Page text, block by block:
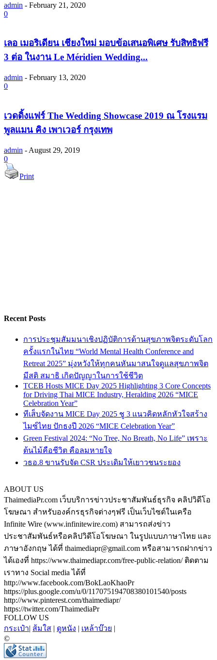
admin - February 21, 2020
0
เลอ เมอริเดียน เชียงใหม่ มอบข้อเสนอพิเศษ รับสิทธิฟรี
3 ต่อ ในงาน Le Méridien Wedding...
admin - February 13, 2020
0
เวดดิ้งแฟร์ The Wedding Showcase 2019 ณ โรงแรม
พูลแมน คิง เพาเวอร์ กรุงเทพ
admin - August 29, 2019
0
Print
Recent Posts
การประชุมสัมมนาเชิงปฏิบัติการด้านสุขภาพจิตระดับโลก
ครั้งแรกในไทย “World Mental Health Conference and
Retreat 2025” มุ่งหวังให้ทุกคนหันมาสนใจดูแลสุขภาพจิต
มีสติ สมาธิ เกิดปัญญาในการใช้ชีวิต
TCEB Hosts MICE Day 2025 Highlighting 3 Core Concepts
for Driving Thai MICE Industry, Heralding 2026 “MICE
Celebration Year”
ทีเส็บจัดงาน MICE Day 2025 ชู 3 แนวคิดหลักหัวใจสร้าง
ไมซ์ไทย ปักธงปี 2026 “MICE Celebration Year”
Green Festival 2024: “No Tree, No Breath, No Life” เพราะ
ต้นไม้คือชีวิต คือลมหายใจ
วธอ.8 ขานรับจัด CSR ประเดิมให้เยาวชนระยอง
ABOUT US
ThaimediaPr.com เว็บบริการข่าวประชาสัมพันธ์ธุรกิจ คลิปวิดีโอ
โฆษณา สำหรับองค์กรธุรกิจต่างๆฟรี เป็นเว็บไซต์ในเครือ
Infinite Wire (www.infinitewire.com) สามารถส่งข่าว
ประชาสัมพันธ์หรือคลิปวิดีโอโฆษณา ในรูปแบบภาษาไทย และ
ภาษาอังกฤษ ได้ที่ thaimediapr@gmail.com หรือสามารถฝากข่าว
ได้เองที่ https://www.thaimediapr.com/free-public-relation/ ติดตาม
เราทาง Social media ได้ที่
http://www.facebook.com/BokLaoKhaoPr
https://plus.google.com/u/0/117075194708380101540/posts
http://www.pinterest.com/thaimediapr/
https://twitter.com/ThaimediaPr
FOLLOW US
กระเป๋า| ส้มใส | ดูหนัง | เหล้าบ๊วย |
©